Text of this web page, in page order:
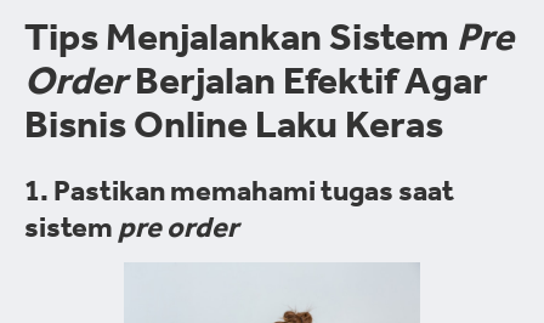
Tips Menjalankan Sistem Pre
OrderBerjalan Efektif Agar
Bisnis Online Laku Keras
1. Pastikan memahami tugas saat
sistem pre order